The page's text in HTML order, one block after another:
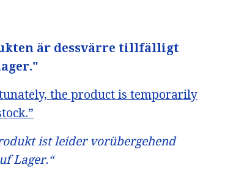
är dessvärre tillfälligt
the product is temporarily
ist leider vorübergehend
Lager.“